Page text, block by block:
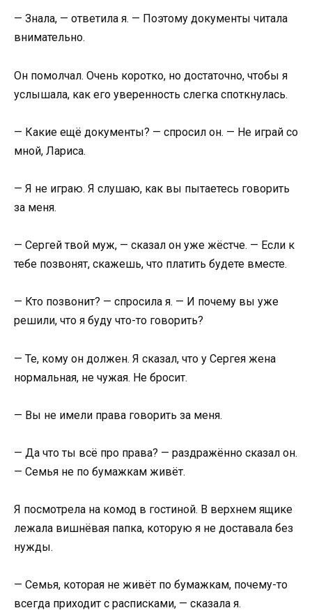
— Знала, — ответила я. — Поэтому документы читала
внимательно.
Он помолчал. Очень коротко, но достаточно, чтобы я
услышала, как его уверенность слегка споткнулась.
— Какие ещё документы? — спросил он. — Не играй со
мной, Лариса.
— Я не играю. Я слушаю, как вы пытаетесь говорить
за меня.
— Сергей твой муж, — сказал он уже жёстче. — Если к
тебе позвонят, скажешь, что платить будете вместе.
— Кто позвонит? — спросила я. — И почему вы уже
решили, что я буду что-то говорить?
— Те, кому он должен. Я сказал, что у Сергея жена
нормальная, не чужая. Не бросит.
— Вы не имели права говорить за меня.
— Да что ты всё про права? — раздражённо сказал он.
— Семья не по бумажкам живёт.
Я посмотрела на комод в гостиной. В верхнем ящике
лежала вишнёвая папка, которую я не доставала без
нужды.
— Семья, которая не живёт по бумажкам, почему-то
всегда приходит с расписками, — сказала я.